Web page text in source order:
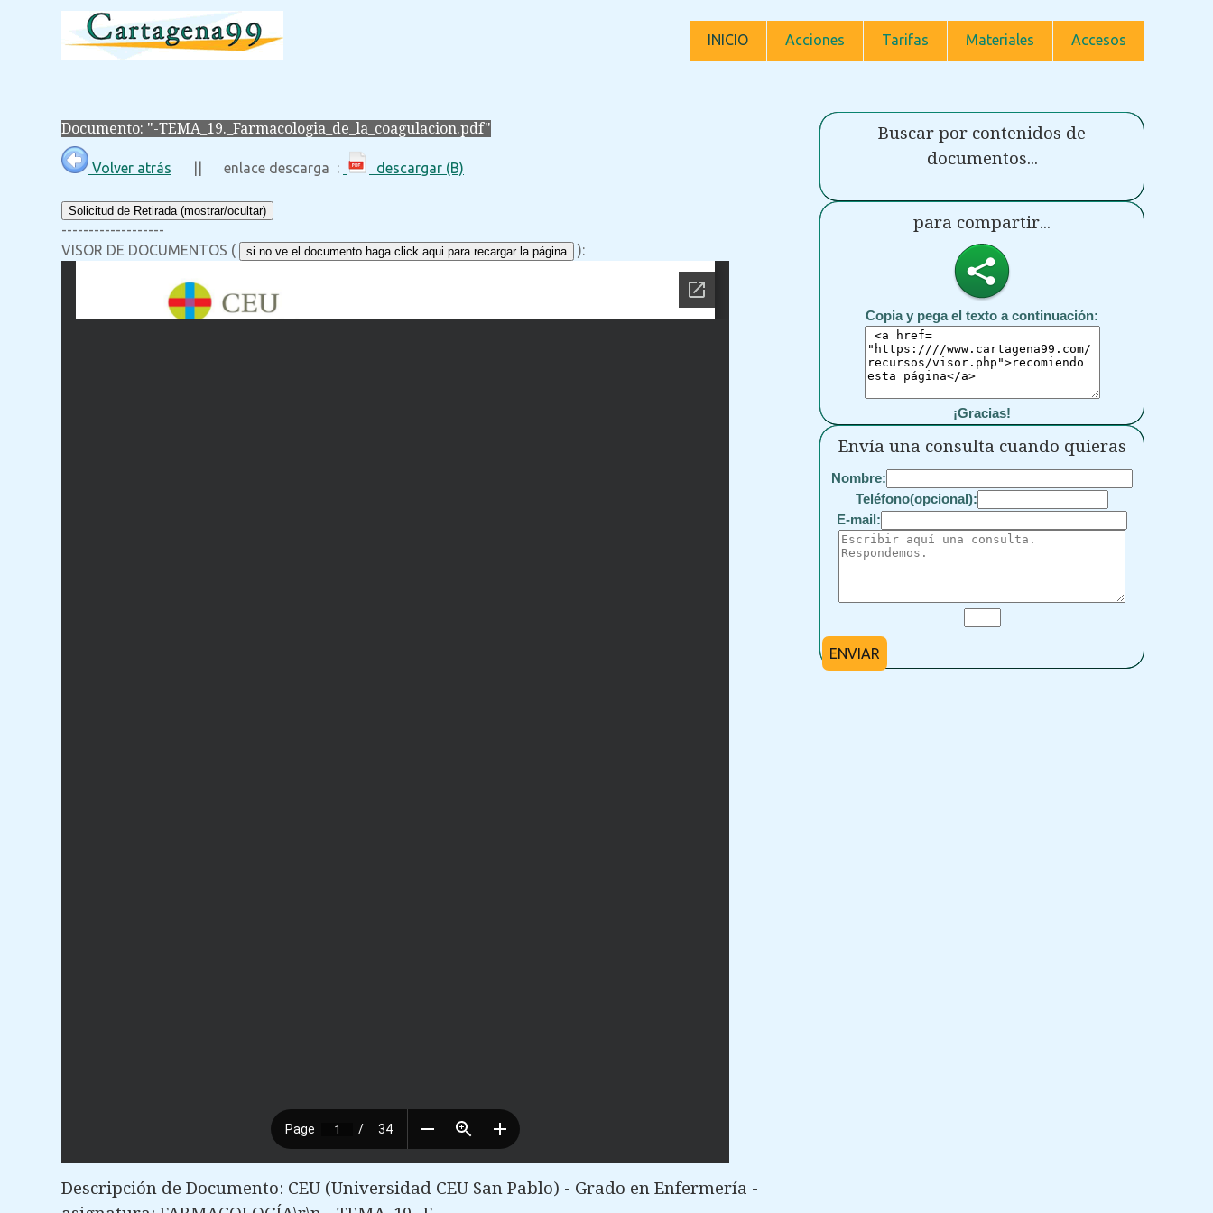
INICIO Acciones Tarifas Materiales Accesos
Documento: "-TEMA_19._Farmacologia_de_la_coagulacion.pdf"
Volver atrás || enlace descarga : descargar (B)
Solicitud de Retirada (mostrar/ocultar)
-------------------
VISOR DE DOCUMENTOS (
si no ve el documento haga click aqui para recargar la página ):
Descripción de Documento: CEU (Universidad CEU San Pablo) - Grado en Enfermería -
Buscar por contenidos de
documentos...
para compartir...
Copia y pega el texto a continuación:
¡Gracias!
Envía una consulta cuando quieras
Nombre:
Teléfono(opcional):
E-mail:
ENVIAR